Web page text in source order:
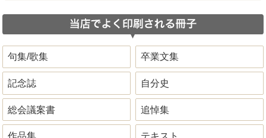
句集/歌集 卒業文集
記念誌 自分史
総会議案書 追悼集